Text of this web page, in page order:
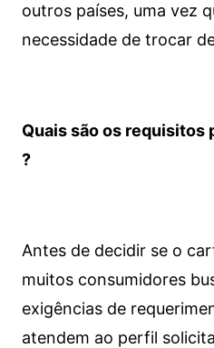
outros países, uma vez
necessidade de trocar
Quais são os requisitos
?
Antes de decidir se o
muitos consumidores
exigências de
atendem ao perfil